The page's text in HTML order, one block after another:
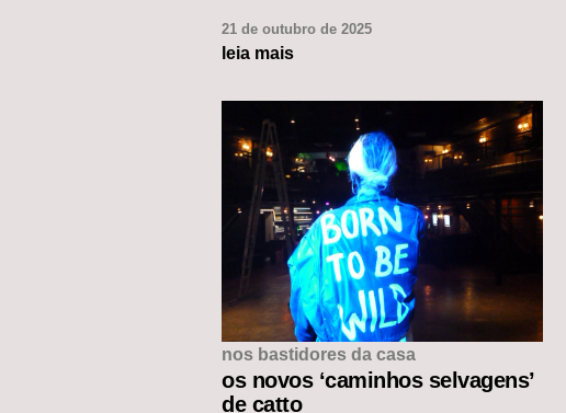
21 de outubro de 2025
leia mais
nos bastidores da casa
os novos ‘caminhos selvagens’
de catto